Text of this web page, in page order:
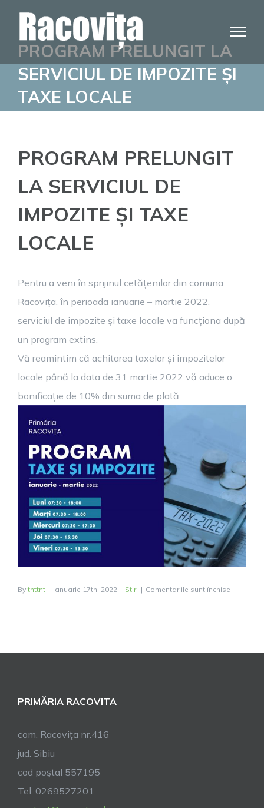
contentPROGRAM PRELUNGIT LA
SERVICIUL DE IMPOZITE ȘI
TAXE LOCALE
PROGRAM PRELUNGIT
LA SERVICIUL DE
IMPOZITE ȘI TAXE
LOCALE
Pentru a veni în sprijinul cetățenilor din comuna
Racovița, în perioada ianuarie – martie 2022,
serviciul de impozite și taxe locale va funcționa după
un program extins.
Vă reamintim că achitarea taxelor și impozitelor
locale până la data de 31 martie 2022 vă aduce o
bonificație de 10% din suma de plată.
By tnttnt | ianuarie 17th, 2022 | Stiri | Comentariile sunt închise
PRIMĂRIA RACOVITA
com. Racoviţa nr.416
jud. Sibiu
cod poştal 557195
Tel: 0269527201